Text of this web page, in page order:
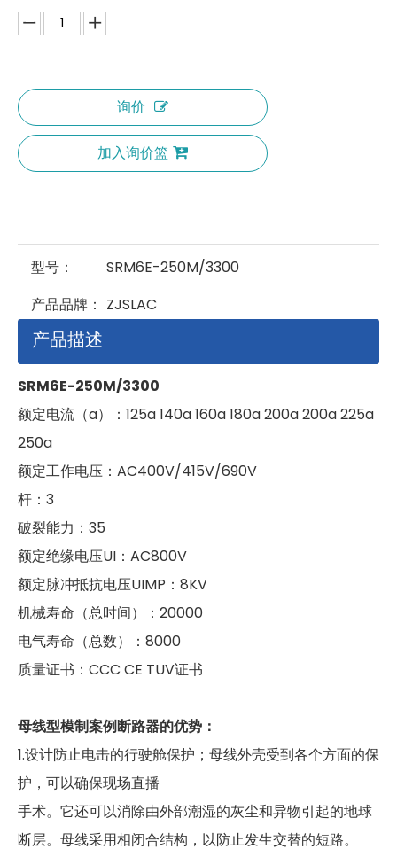
询价
加入询价篮
型号：
SRM6E-250M/3300
产品品牌： ZJSLAC
产品描述
SRM6E-250M/3300
额定电流（a）：125a 140a 160a 180a 200a 200a 225a
250a
额定工作电压：AC400V/415V/690V
杆：3
破裂能力：35
额定绝缘电压UI：AC800V
额定脉冲抵抗电压UIMP：8KV
机械寿命（总时间）：20000
电气寿命（总数）：8000
质量证书：CCC CE TUV证书
母线型模制案例断路器的优势：
1.设计防止电击的行驶舱保护；母线外壳受到各个方面的保
护，可以确保现场直播
手术。它还可以消除由外部潮湿的灰尘和异物引起的地球
断层。母线采用相闭合结构，以防止发生交替的短路。